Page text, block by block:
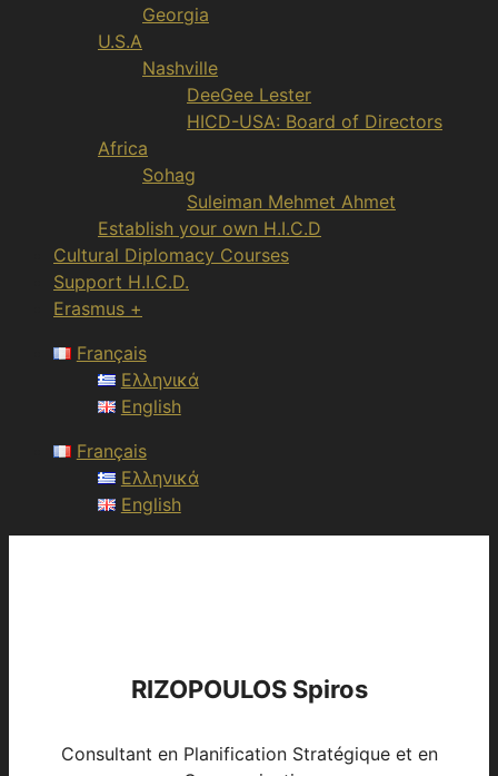
Georgia
U.S.A
Nashville
DeeGee Lester
HICD-USA: Board of Directors
Africa
Sohag
Suleiman Mehmet Ahmet
Establish your own H.I.C.D
Cultural Diplomacy Courses
Support H.I.C.D.
Erasmus +
Français
Ελληνικά
English
Français
Ελληνικά
English
RIZOPOULOS Spiros
Consultant en Planification Stratégique et en